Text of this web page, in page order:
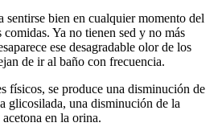
sentirse bien en cualquier momento del
Ya no tienen sed y no más
ese desagradable olor de los
de ir al baño con frecuencia.
físicos, se produce una disminución de
glicosilada, una disminución de la
en la orina.